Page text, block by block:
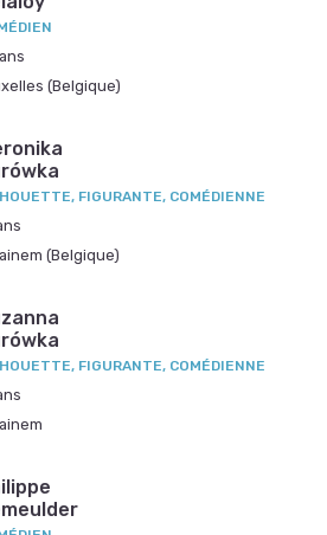
(Belgique)
FIGURANTE, COMÉDIENNE
(Belgique)
FIGURANTE, COMÉDIENNE